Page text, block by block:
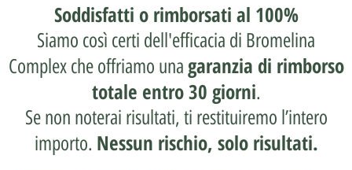
Soddisfatti o rimborsati al 100%
Siamo così certi dell'efficacia di Bromelina
Complex che offriamo una garanzia di rimborso
totale entro 30 giorni.
Se non noterai risultati, ti restituiremo l’intero
importo. Nessun rischio, solo risultati.